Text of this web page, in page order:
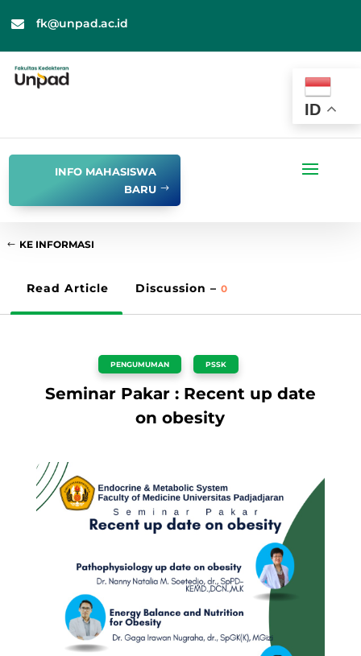
 fk@unpad.ac.id
ID
INFO MAHASISWA
BARU
KE INFORMASI
Read Article Discussion – 0
PENGUMUMAN PSSK
Seminar Pakar : Recent up date
on obesity